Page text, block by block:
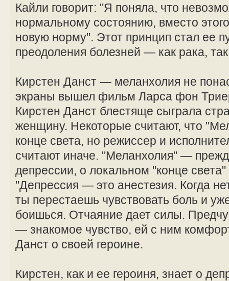
Кайли говорит: "Я поняла, что
нормальному состоянию, вместо
новую норму". Этот принцип стал ее
преодоления болезней — как рака,
Кирстен Данст — меланхолия не
экраны вышел фильм Ларса фон
Кирстен Данст блестяще сыграла
женщину. Некоторые считают, что
конце света, но режиссер и
считают иначе. "Меланхолия" —
депрессии, о локальном "конце света"
"Депрессия — это анестезия. Когда
ты перестаешь чувствовать боль и
боишься. Отчаяние дает силы.
— знакомое чувство, ей с ним
Данст о своей героине.
Кирстен, как и ее героиня, знает о